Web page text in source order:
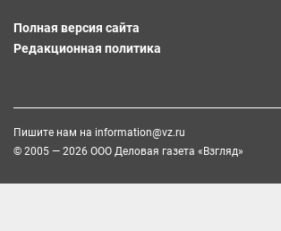
Полная версия сайта
Редакционная политика
Пишите нам на information@vz.ru
© 2005 — 2026 ООО Деловая газета «Взгляд»